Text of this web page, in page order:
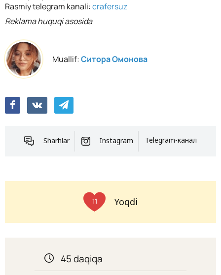
Rasmiy telegram kanali:crafersuz
Reklama huquqi asosida
Muallif:Ситора Омонова
Sharhlar Instagram Telegram-канал
11 Yoqdi
45 daqiqa